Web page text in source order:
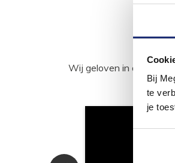
Bij
te
je
Wij geloven in de kracht